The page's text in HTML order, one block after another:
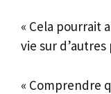
« Cela pourrait
vie sur d’autres
« Comprendre